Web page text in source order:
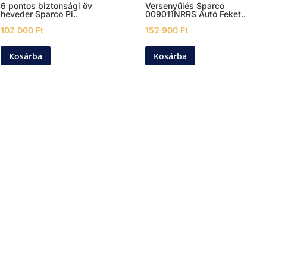
6 pontos biztonsági öv
heveder Sparco Pi..
102 000 Ft
Kosárba
Versenyülés Sparco
009011NRRS Autó Feket..
152 900 Ft
Kosárba